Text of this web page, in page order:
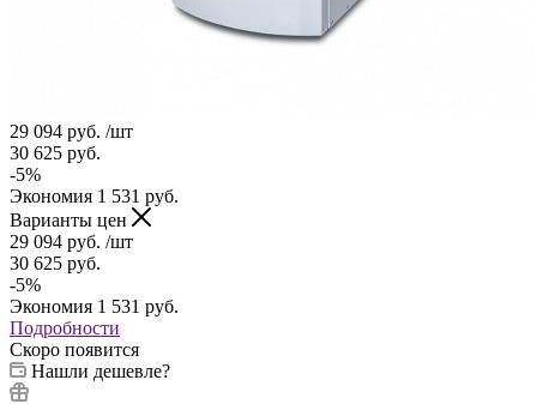
29 094 руб. /шт
30 625 руб.
-5%
Экономия 1 531 руб.
Варианты цен
29 094 руб. /шт
30 625 руб.
-5%
Экономия 1 531 руб.
Подробности
Скоро появится
Нашли дешевле?